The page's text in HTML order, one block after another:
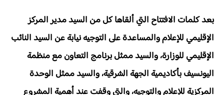
بعد كلمات الافتتاح التي ألقاها كل من السيد مدير المركز
الإقليمي للإعلام والمساعدة على التوجيه نيابة عن السيد النائب
الإقليمي للوزارة، والسيد ممثل برنامج التعاون مع منظمة
اليونسيف بأكاديمية الجهة الشرقية، والسيد ممثل الوحدة
المركزية للإعلام والتوجيه، والتي وقفت عند أهمية المشروع